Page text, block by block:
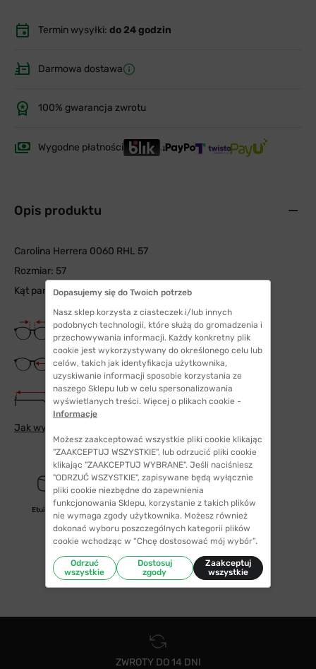
Termin wysyłki: do 24 godzin
Darmowa dostawa
100% gwarancja zwrotu
Wygodne płatności
Opis produktu
Carolina Herrera 0060 RHL 57
Rozmiar: 57
Kąt pantoskopowy: 11
Szerokość mostka
16 mm
Szerokość szkła
57 mm
Długość zauszników
145 mm
Jak wybrać odpowiedni rozmiar
Etui/woreczek
ZWROTY DO 14 DNI
Dopasujemy się do Twoich potrzeb
Nasz sklep korzysta z ciasteczek i/lub innych
podobnych technologii, które służą do gromadzenia i
przechowywania informacji. Każdy konkretny plik
cookie jest wykorzystywany do określonego celu lub
celów, takich jak identyfikacja użytkownika,
uzyskiwanie informacji sposobie korzystania ze
naszego Sklepu lub w celu spersonalizowania
wyświetlanych treści. Więcej o plikach cookie -
Informacje
Możesz zaakceptować wszystkie pliki cookie klikając
"ZAAKCEPTUJ WSZYSTKIE", lub odrzucić pliki cookie
klikając "ZAAKCEPTUJ WYBRANE". Jeśli naciśniesz
"ODRZUĆ WSZYSTKIE", zapisywane będą wyłącznie
pliki cookie niezbędne do zapewnienia
funkcjonowania Sklepu, korzystanie z takich plików
nie wymaga zgody użytkownika. Możesz również
dokonać wyboru poszczególnych kategorii plików
cookie wchodząc w “Chcę dostosować mój wybór”.
Odrzuć
wszystkie
Dostosuj
zgody
Zaakceptuj
wszystkie